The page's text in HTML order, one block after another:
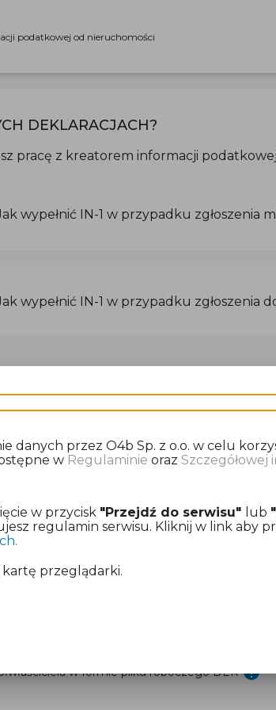
podatkowej od nieruchomości
DEKLARACJACH?
pracę z kreatorem informacji
wypełnić IN-1 w przypadku zgłoszenia
wypełnić IN-1 w przypadku zgłoszenia
Sprawdź co przygotować zanim
w formie pliku roboczego DEK
danych przez O4b Sp. z o.o. w celu
w Regulaminie oraz
w przycisk "Przejdź do serwisu" lub
regulamin serwisu. Kliknij w link aby
kartę przeglądarki.